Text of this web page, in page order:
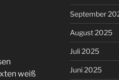
weiß
September
August 2025
Juli 2025
Juni 2025